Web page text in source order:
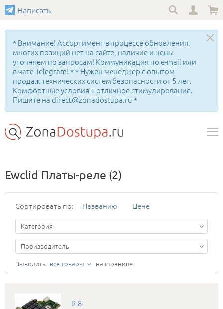
Написать
* Внимание! Ассортимент в процессе обновления,
многих позиций нет на сайте, наличие и цены
уточняем по запросам! Коммуникация по e-mail или
в чате Telegram! * * Нужен менеджер с опытом
продаж технических систем безопасности от 5 лет.
Комфортные условия + отличное стимулирование.
Пишите на direct@zonadostupa.ru *
Ewclid Платы-реле (2)
Сортировать по: Названию Цене
Категория
Производитель
Выводить все товары на странице
R-8